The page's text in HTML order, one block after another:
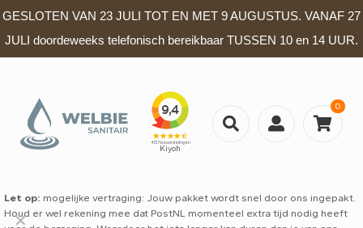
GESLOTEN VAN 23 JULI TOT EN MET 9 AUGUSTUS. VANAF 27
JULI doordeweeks telefonisch bereikbaar TUSSEN 10 en 14 UUR.
0
Let op: mogelijke vertraging: Jouw pakket wordt snel door ons ingepakt.
Houd er wel rekening mee dat PostNL momenteel extra tijd nodig heeft
✕